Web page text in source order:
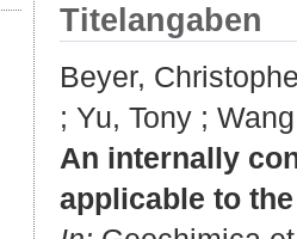
Titelangaben
Beyer,
; Yu, Tony ;
An internally
applicable to